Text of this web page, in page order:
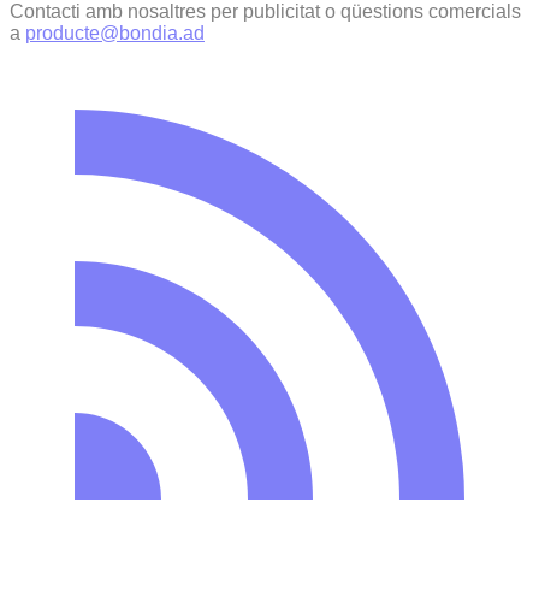
Contacti amb nosaltres per publicitat o qüestions comercials
a producte@bondia.ad